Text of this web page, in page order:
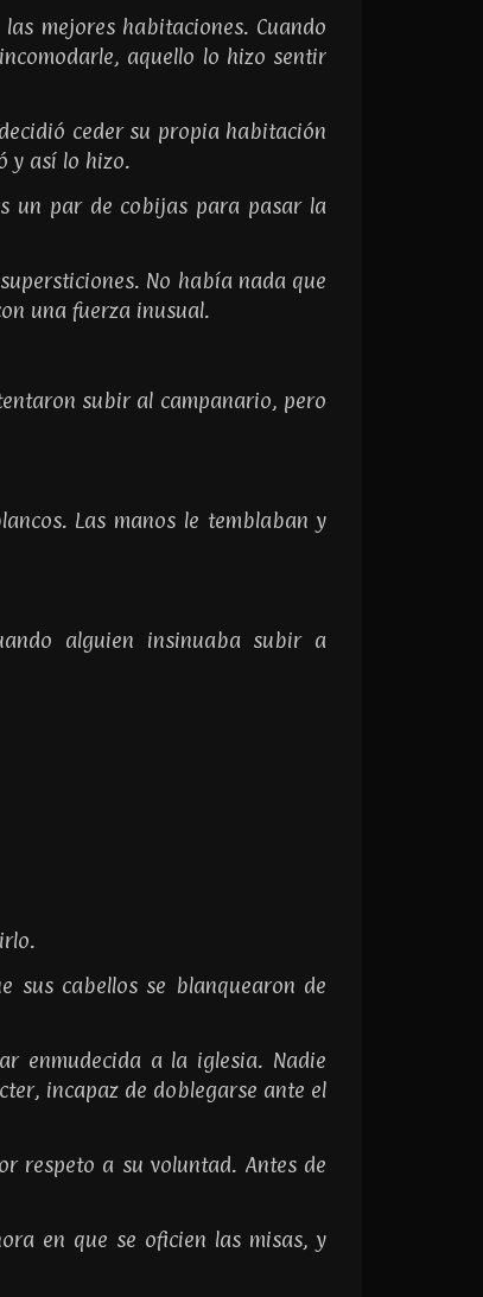
mejores habitaciones. Cuando
aquello lo hizo sentir
ceder su propia habitación
y así lo hizo.
un par de cobijas para pasar la
No había nada que
una fuerza inusual.
subir al campanario, pero
Las manos le temblaban y
alguien insinuaba subir a
sus cabellos se blanquearon de
enmudecida a la iglesia. Nadie
incapaz de doblegarse ante el
respeto a su voluntad. Antes de
en que se oficien las misas, y